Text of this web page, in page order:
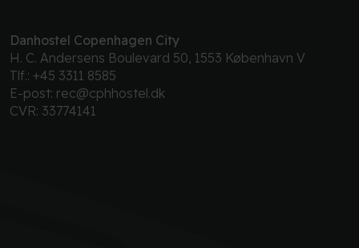
Danhostel Copenhagen City
H. C. Andersens Boulevard 50, 1553 København V
Tlf.: +45 3311 8585
E-post: rec@cphhostel.dk
CVR: 33774141